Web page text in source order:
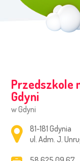
Przedszkole
Gdyni
w Gdyni
Adres pocztowy:
81-181 Gdynia
ul. Adm. J.